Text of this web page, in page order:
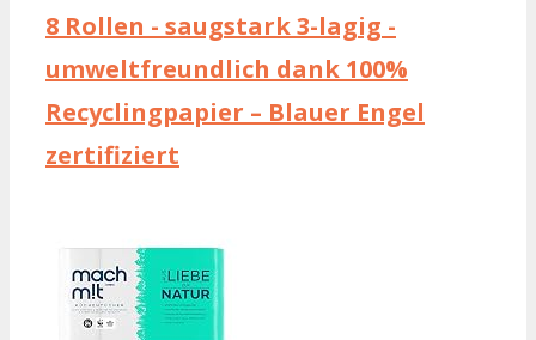
8 Rollen - saugstark 3-lagig -
umweltfreundlich dank 100%
Recyclingpapier – Blauer Engel
zertifiziert